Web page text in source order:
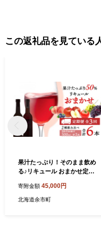
この返礼品を見ている
果汁たっぷり！そのまま飲め
る♪リキュール おまかせ定期
ルファクトリー＞
寄附金額 45,000円
北海道余市町